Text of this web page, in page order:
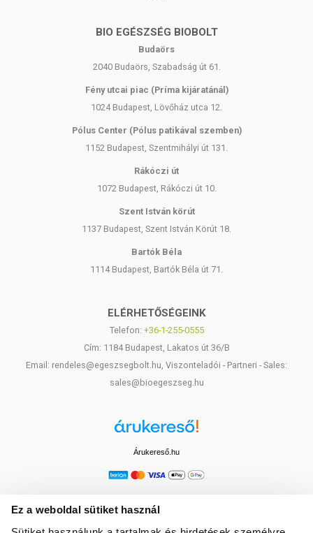
Ez a weboldal sütiket használ
BIO EGÉSZSÉG BIOBOLT
Budaörs
2040 Budaörs, Szabadság út 61.
Fény utcai piac (Príma kijáratánál)
1024 Budapest, Lövőház utca 12.
Pólus Center (Pólus patikával szemben)
1152 Budapest, Szentmihályi út 131.
Rákóczi út
1072 Budapest, Rákóczi út 10.
Szent István körút
1137 Budapest, Szent István Körút 18.
Bartók Béla
1114 Budapest, Bartók Béla út 71.
ELÉRHETŐSÉGEINK
Telefon: +36-1-255-0555
Cím: 1184 Budapest, Lakatos út 36/B
Email: rendeles@egeszsegbolt.hu, Viszonteladói - Partneri - Sales:
sales@bioegeszseg.hu
Árukereső.hu